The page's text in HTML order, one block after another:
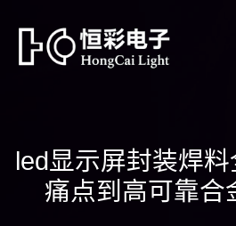
led显示屏封装焊
痛点到高可靠合